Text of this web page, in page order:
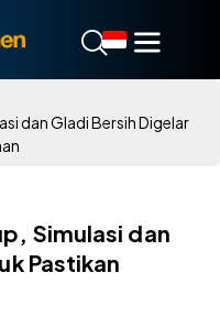
dan Gladi Bersih Digelar
Simulasi dan
Pastikan